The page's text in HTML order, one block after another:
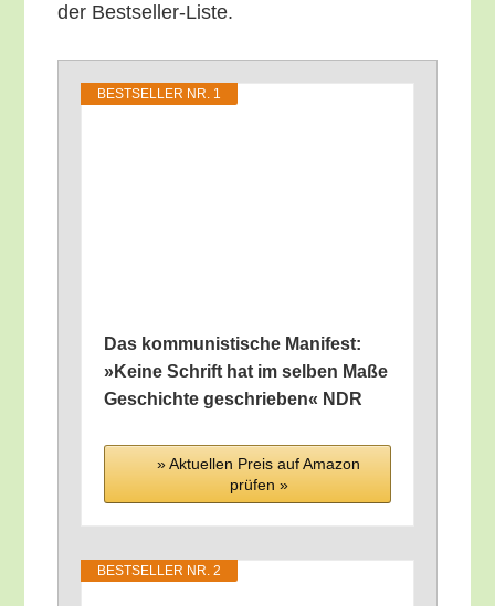
der Bestseller-Liste.
BEST­SEL­LER NR. 1
Das kom­mu­nis­ti­sche Mani­fest:
»Kei­ne Schrift hat im sel­ben Maße
Geschich­te geschrie­ben« NDR
» Aktu­el­len Preis auf Ama­zon
prü­fen »
BEST­SEL­LER NR. 2